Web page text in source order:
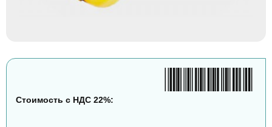
Стоимость с НДС 22%: